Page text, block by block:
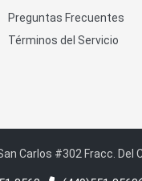
Preguntas Frecuentes
Términos del Servicio
Carlos #302 Fracc. Del